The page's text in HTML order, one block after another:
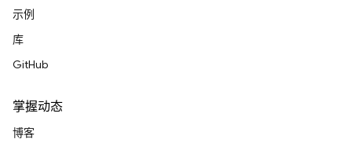
示例
库
GitHub
掌握动态
博客